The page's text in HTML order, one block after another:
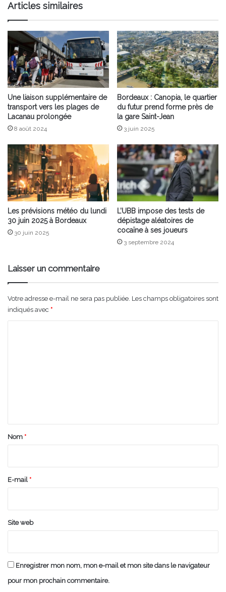
Articles similaires
Une liaison supplémentaire de
transport vers les plages de
Lacanau prolongée
8 août 2024
Bordeaux : Canopia, le quartier
du futur prend forme près de
la gare Saint-Jean
3 juin 2025
Les prévisions météo du lundi
30 juin 2025 à Bordeaux
30 juin 2025
L’UBB impose des tests de
dépistage aléatoires de
cocaïne à ses joueurs
3 septembre 2024
Laisser un commentaire
Votre adresse e-mail ne sera pas publiée. Les champs obligatoires sont
indiqués avec *
a
e
Nom *
E-mail *
Site web
Enregistrer mon nom, mon e-mail et mon site dans le navigateur
pour mon prochain commentaire.